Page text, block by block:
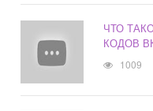
ЧТО
КОДОВ
1009